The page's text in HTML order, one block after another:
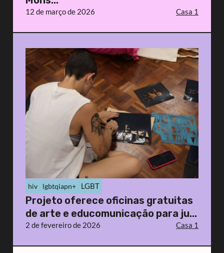
12 de março de 2026 Casa 1
hiv lgbtqiapn+ LGBT
Projeto oferece oficinas gratuitas
de arte e educomunicação para ju...
2 de fevereiro de 2026 Casa 1